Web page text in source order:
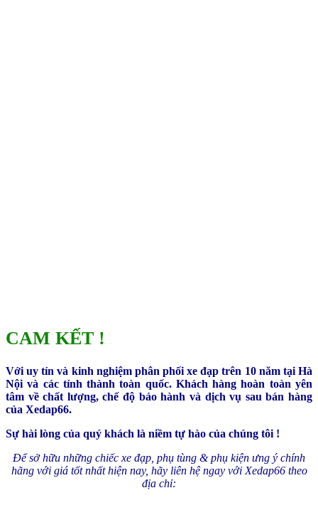
CAM KẾT !
Với uy tín và kinh nghiệm phân phối xe đạp trên 10 năm tại Hà
Nội và các tỉnh thành toàn quốc. Khách hàng hoàn toàn yên
tâm về chất lượng, chế độ bảo hành và dịch vụ sau bán hàng
của Xedap66.
Sự hài lòng của quý khách là niềm tự hào của chúng tôi !
Để sở hữu những chiếc xe đạp, phụ tùng & phụ kiện ưng ý chính
hãng với giá tốt nhất hiện nay, hãy liên hệ ngay với Xedap66 theo
địa chỉ: